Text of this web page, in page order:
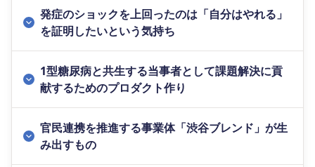
発症のショックを上回ったのは「自分はやれる」
を証明したいという気持ち
1型糖尿病と共生する当事者として課題解決に貢
献するためのプロダクト作り
官民連携を推進する事業体「渋谷ブレンド」が生
み出すもの